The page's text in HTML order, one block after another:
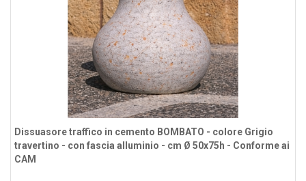
Dissuasore traffico in cemento BOMBATO - colore Grigio
travertino - con fascia alluminio - cm Ø 50x75h - Conforme ai
CAM